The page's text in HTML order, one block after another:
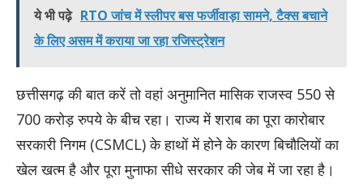
ये भी पढ़े RTO जांच में स्लीपर बस फर्जीवाड़ा सामने, टैक्स बचाने
के लिए असम में कराया जा रहा रजिस्ट्रेशन
छत्तीसगढ़ की बात करें तो वहां अनुमानित मासिक राजस्व 550 से
700 करोड़ रुपये के बीच रहा। राज्य में शराब का पूरा कारोबार
सरकारी निगम (CSMCL) के हाथों में होने के कारण बिचौलियों का
खेल खत्म है और पूरा मुनाफा सीधे सरकार की जेब में जा रहा है।